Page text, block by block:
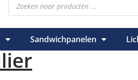
Sandwichpanelen